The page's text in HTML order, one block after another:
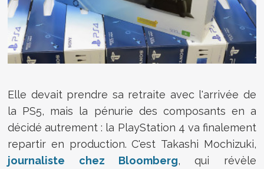
Elle devait prendre sa retraite avec l'arrivée de
la PS5, mais la pénurie des composants en a
décidé autrement : la PlayStation 4 va finalement
repartir en production. C'est Takashi Mochizuki,
journaliste chez Bloomberg, qui révèle